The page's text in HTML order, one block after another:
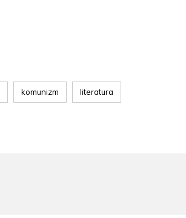
komunizm literatura